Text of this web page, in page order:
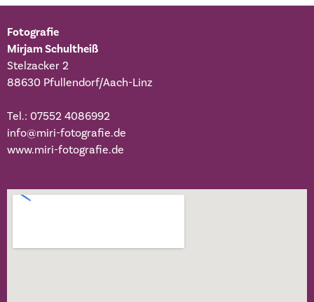
Fotografie
Mirjam Schultheiß
Stelzacker 2
88630 Pfullendorf/Aach-Linz
Tel.: 07552 4086992
info@miri-fotografie.de
www.miri-fotografie.de